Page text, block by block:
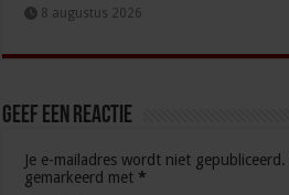
8 augustus 2026
Geef een reactie
Je e-mailadres wordt niet gepubliceerd.
gemarkeerd met *